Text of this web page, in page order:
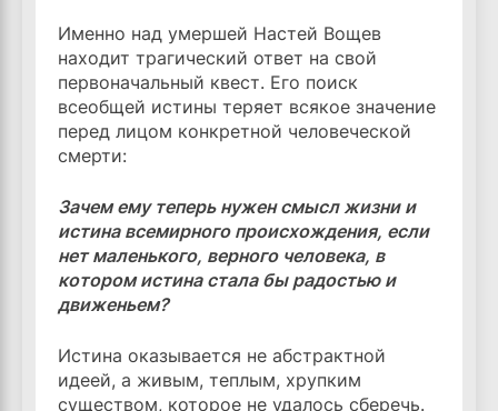
Именно над умершей Настей Вощев
находит трагический ответ на свой
первоначальный квест. Его поиск
всеобщей истины теряет всякое значение
перед лицом конкретной человеческой
смерти:
Зачем ему теперь нужен смысл жизни и
истина всемирного происхождения, если
нет маленького, верного человека, в
котором истина стала бы радостью и
движеньем?
Истина оказывается не абстрактной
идеей, а живым, теплым, хрупким
существом, которое не удалось сберечь.